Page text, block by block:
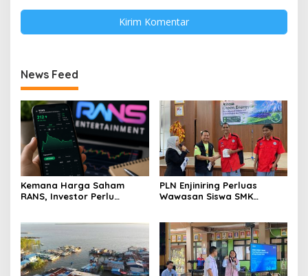
News Feed
Kemana Harga Saham
RANS, Investor Perlu
Berlebihan
PLN Enjiniring Perluas
Wawasan Siswa SMK